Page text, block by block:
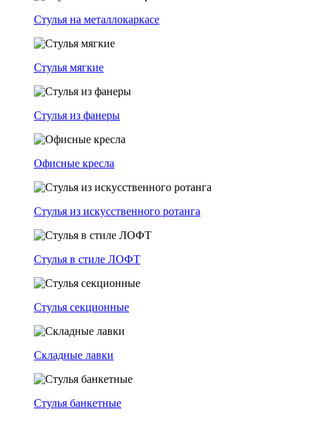
Стулья на металлокаркасе
Стулья мягкие
Стулья из фанеры
Офисные кресла
Стулья из искусственного ротанга
Стулья в стиле ЛОФТ
Стулья секционные
Складные лавки
Стулья банкетные